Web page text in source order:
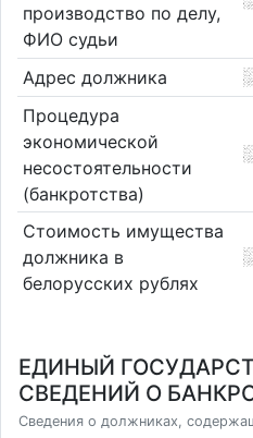
производство по делу,
ФИО судьи
Адрес должника
Процедура
экономической
несостоятельности
(банкротства)
Стоимость имущества
должника в
белорусских рублях
ЕДИНЫЙ
СВЕДЕНИЙ О
Сведения о должниках,